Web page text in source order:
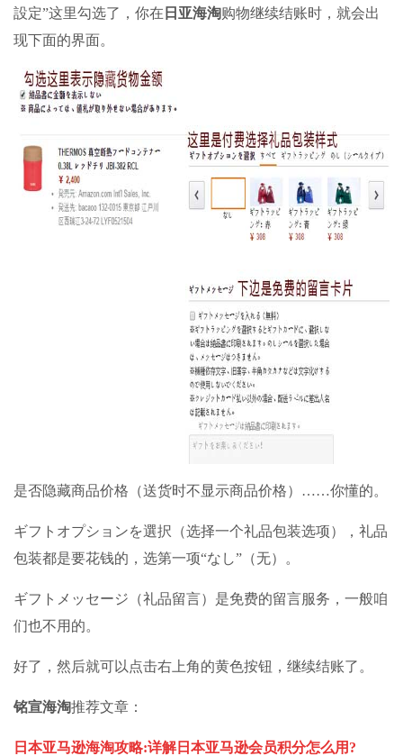
設定”这里勾选了，你在 日亚海淘购物继续结账时，就会出
现下面的界面。
是否隐藏商品价格（送货时不显示商品价格）……你懂的。
ギフトオプションを選択（选择一个礼品包装选项），礼品
包装都是要花钱的，选第一项“なし”（无）。
ギフトメッセージ（礼品留言）是免费的留言服务，一般咱
们也不用的。
好了，然后就可以点击右上角的黄色按钮，继续结账了。
铭宣海淘推荐文章：
日本亚马逊海淘攻略:详解日本亚马逊会员积分怎么用?